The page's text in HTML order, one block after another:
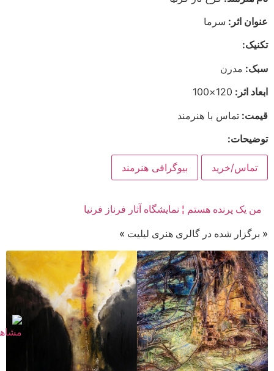
عنوان اثر: سرما
تکنیک:
سبک: مدرن
ابعاد اثر: 120×100
قیمت: تماس با هنرمند
توضیحات:
تماس/خرید بیوگرافی هنرمند
من یک پرنده هستم ¦ نمایشگاه آثار فرناز فرنیا
« برگزار شده در گالری هنری لیلیت »